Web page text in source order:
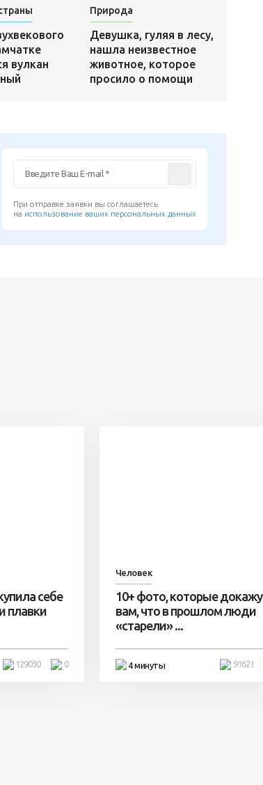
вулкан
Природа
Девушка, гуляя в лесу,
нашла неизвестное
животное, которое
просило о помощи
При отправке заявки вы соглашаетесь
на использование ваших персональных данных
себе
плавки
0
129030
Человек
10+ фото, которые
вам, что в прошлом люди
«старели» ...
4 минуты 91621